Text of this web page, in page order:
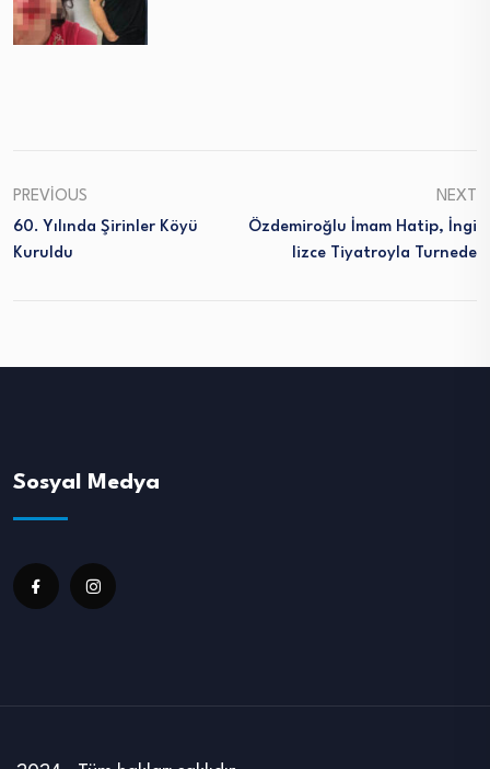
PREVIOUS
60. Yılında Şirinler Köyü
Kuruldu
NEXT
Özdemiroğlu İmam Hatip, İngi
Lizce Tiyatroyla Turnede
Sosyal Medya